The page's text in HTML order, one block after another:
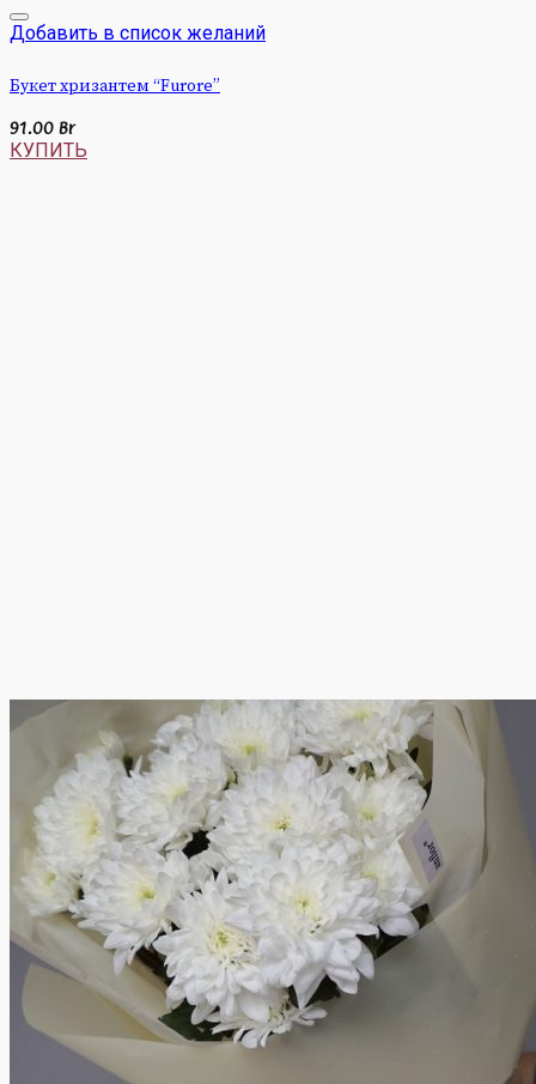
Добавить в список желаний
Букет хризантем “Furore”
91.00 Br
КУПИТЬ